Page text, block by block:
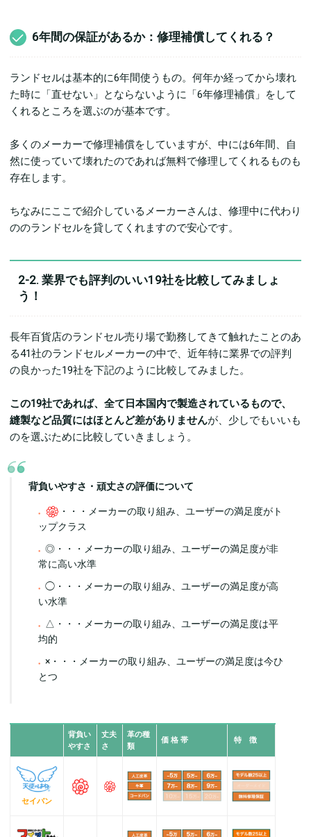
6年間の保証があるか：修理補償してくれる？
ランドセルは基本的に6年間使うもの。何年か経ってから壊れ
た時に「直せない」とならないように「6年修理補償」をして
くれるところを選ぶのが基本です。
多くのメーカーで修理補償をしていますが、中には6年間、自
然に使っていて壊れたのであれば無料で修理してくれるものも
存在します。
ちなみにここで紹介しているメーカーさんは、修理中に代わり
ののランドセルを貸してくれますので安心です。
2-2. 業界でも評判のいい19社を比較してみましょ
う！
長年百貨店のランドセル売り場で勤務してきて触れたことのあ
る41社のランドセルメーカーの中で、近年特に業界での評判
の良かった19社を下記のように比較してみました。
この19社であれば、全て日本国内で製造されているもので、
縫製など品質にはほとんど差がありませんが、少しでもいいも
のを選ぶために比較していきましょう。
背負いやすさ・頑丈さの評価について
・・・メーカーの取り組み、ユーザーの満足度がト
ップクラス
◎・・・メーカーの取り組み、ユーザーの満足度が非
常に高い水準
◯・・・メーカーの取り組み、ユーザーの満足度が高
い水準
△・・・メーカーの取り組み、ユーザーの満足度は平
均的
×・・・メーカーの取り組み、ユーザーの満足度は今ひ
とつ
背負い
やすさ
丈夫
さ
革の種
類
価 格 帯 特 徴
セイバン